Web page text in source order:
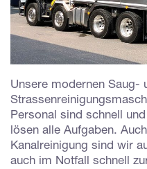
Unsere modernen Saug-
Personal sind schnell
lösen alle Aufgaben.
Kanalreinigung sind wir
auch im Notfall schnell